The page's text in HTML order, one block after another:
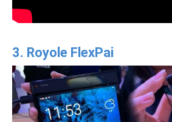
3. Royole FlexPai